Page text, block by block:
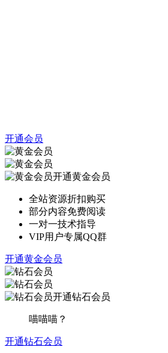
开通会员
开通黄金会员
全站资源折扣购买
部分内容免费阅读
一对一技术指导
VIP用户专属QQ群
开通黄金会员
开通钻石会员
喵喵喵？
开通钻石会员